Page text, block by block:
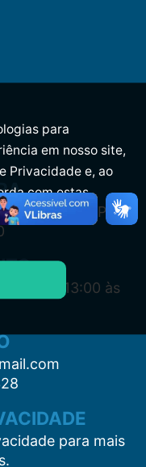
n, Centro CEP:
e das 13:00 às
para mais
para
em nosso site,
Privacidade e, ao
com estas